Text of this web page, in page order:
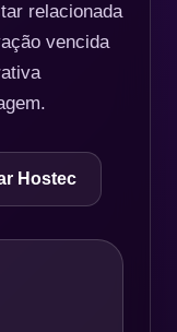
relacionada
vencida
Hostec